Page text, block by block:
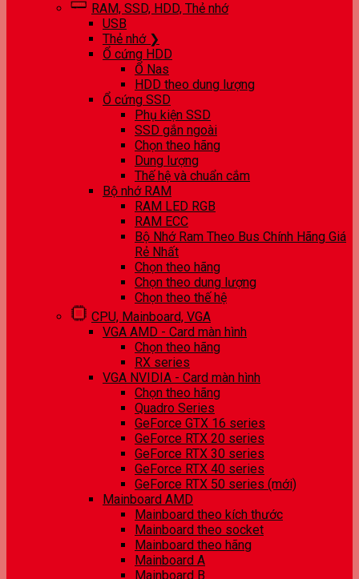
RAM, SSD, HDD, Thẻ nhớ
USB
Thẻ nhớ ❯
Ổ cứng HDD
Ổ Nas
HDD theo dung lượng
Ổ cứng SSD
Phụ kiện SSD
SSD gắn ngoài
Chọn theo hãng
Dung lượng
Thế hệ và chuẩn cắm
Bộ nhớ RAM
RAM LED RGB
RAM ECC
Bộ Nhớ Ram Theo Bus Chính Hãng Giá
Rẻ Nhất
Chọn theo hãng
Chọn theo dung lượng
Chọn theo thế hệ
CPU, Mainboard, VGA
VGA AMD - Card màn hình
Chọn theo hãng
RX series
VGA NVIDIA - Card màn hình
Chọn theo hãng
Quadro Series
GeForce GTX 16 series
GeForce RTX 20 series
GeForce RTX 30 series
GeForce RTX 40 series
GeForce RTX 50 series (mới)
Mainboard AMD
Mainboard theo kích thước
Mainboard theo socket
Mainboard theo hãng
Mainboard A
Mainboard B